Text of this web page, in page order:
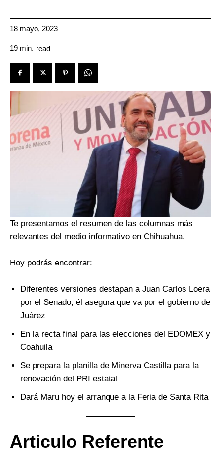
18 mayo, 2023
19 min. read
Te presentamos el resumen de las columnas más
relevantes del medio informativo en Chihuahua.
Hoy podrás encontrar:
Diferentes versiones destapan a Juan Carlos Loera
por el Senado, él asegura que va por el gobierno de
Juárez
En la recta final para las elecciones del EDOMEX y
Coahuila
Se prepara la planilla de Minerva Castilla para la
renovación del PRI estatal
Dará Maru hoy el arranque a la Feria de Santa Rita
Articulo Referente